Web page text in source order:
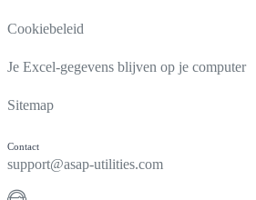
Cookiebeleid
Je Excel-gegevens blijven op je computer
Sitemap
Contact
support@asap-utilities.com